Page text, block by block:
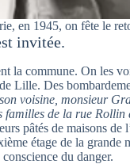
en 1945, on fête le
invitée.
la commune. On les
Lille. Des
voisine, monsieur
de la rue Rollin
pâtés de maisons
étage de la
du danger.